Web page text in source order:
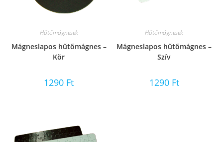
Hűtőmágnesek
Mágneslapos hűtőmágnes –
Kör
1290 Ft
Hűtőmágnesek
Mágneslapos hűtőmágnes –
Szív
1290 Ft